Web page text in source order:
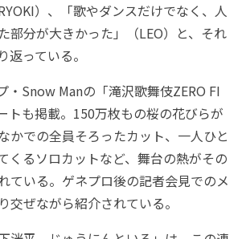
）、「歌やダンスだけでなく、人
部分が大きかった」（LEO）と、それ
返っている。
・Snow Manの「滝沢歌舞伎ZERO FI
トも掲載。150万枚もの桜の花びらが
かでの全員そろったカット、一人ひと
くるソロカットなど、舞台の熱がその
ている。ゲネプロ後の記者会見でのメ
交ぜながら紹介されている。